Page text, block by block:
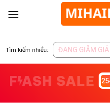
Tìm kiếm nhiều: ĐANG GIẢM GIÁ